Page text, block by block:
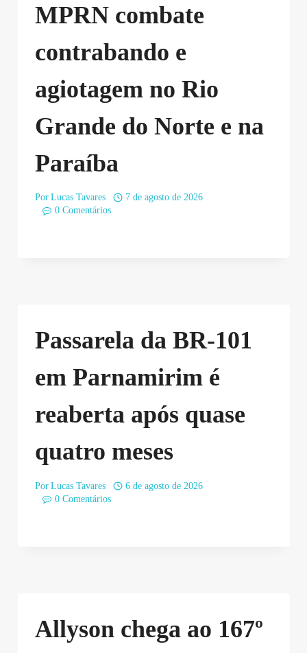
MPRN combate
contrabando e
agiotagem no Rio
Grande do Norte e na
Paraíba
Por Lucas Tavares
7 de agosto de 2026
0 Comentários
Passarela da BR-101
em Parnamirim é
reaberta após quase
quatro meses
Por Lucas Tavares
6 de agosto de 2026
0 Comentários
Allyson chega ao 167º